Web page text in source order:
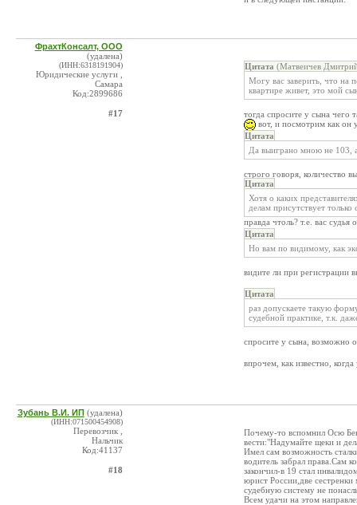
ФрахтКонсалт, ООО
(удалена)
(ИНН:6318191904)
Юридические услуги ,
Самара
Код:2899686
#17
Цитата (Матвеичев
Могу вас заверить, что на
квартире живет, это мой
тогда спросите у сына чего
вот, и посмотрим как он
Цитата
Да выиграно мною не 103,
строго говоря, количество
Цитата
Хотя о каких
делам присутствует
правда чтоль? т.е. вас
Цитата
Но вам по видимому, как
видите ли при регистрации
Цитата
раз допускаете такую
судебной практике, т.к.
спросите у сына, возможно
впрочем, как известно,
Зубань В.И. ИП (удалена)
(ИНН:071500454908)
Перевозчик ,
Нальчик
Код:41137
#18
Почему-то вспомнил Осю
вести:"Надумайте щеки и
Имел сам возможность
водитель забрал права.Сам
закончил-в 19 стал
юрист России,две
судебную систему не
Всем удачи на этом